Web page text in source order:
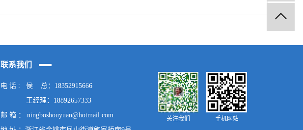
联系我们
电 话 : 侯 总：18352915666
王经理：18892657333
邮 箱 ： ningboshouyuan@hotmail.com
关注我们 手机网站